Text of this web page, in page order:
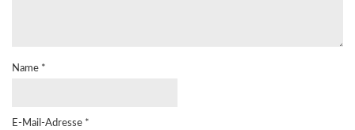
Name *
E-Mail-Adresse *